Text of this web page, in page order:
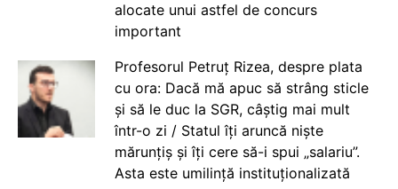
alocate unui astfel de concurs
important
Profesorul Petruț Rizea, despre plata
cu ora: Dacă mă apuc să strâng sticle
și să le duc la SGR, câștig mai mult
într-o zi / Statul îți aruncă niște
mărunțiș și îți cere să-i spui „salariu”.
Asta este umilință instituționalizată